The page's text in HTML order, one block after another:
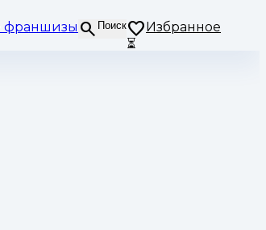
франшизы Поиск
Избранное
⏳